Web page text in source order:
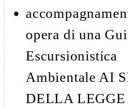
opera di una
Escursionistica
Ambientale AI
DELLA LEGGE